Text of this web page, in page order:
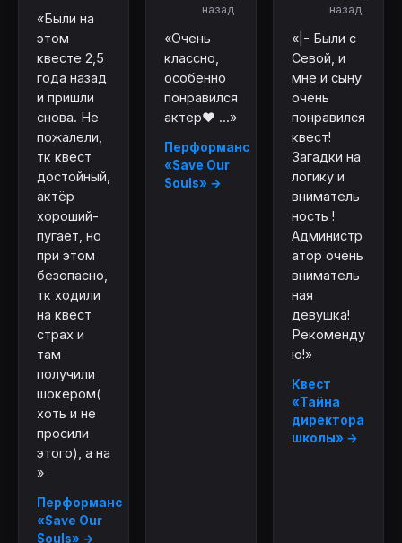
«Были на
этом
квесте 2,5
года назад
и пришли
снова. Не
пожалели,
тк квест
достойный,
актёр
хороший-
пугает, но
при этом
безопасно,
тк ходили
на квест
страх и
там
получили
шокером(
хоть и не
просили
этого), а на
»
Перформанс
«Save Our
Souls» →
назад
«Очень
классно,
особенно
понравился
актер❤️ ...»
Перформанс
«Save Our
Souls» →
назад
«|- Были с
Севой, и
мне и сыну
очень
понравился
квест!
Загадки на
логику и
вниматель
ность !
Администр
атор очень
вниматель
ная
девушка!
Рекоменду
ю!»
Квест
«Тайна
директора
школы» →